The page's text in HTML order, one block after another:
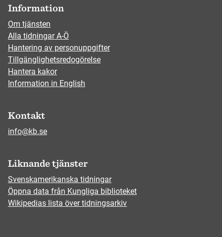
Information
Om tjänsten
Alla tidningar A-Ö
Hantering av personuppgifter
Tillgänglighetsredogörelse
Hantera kakor
Information in English
Kontakt
info@kb.se
Liknande tjänster
Svenskamerikanska tidningar
Öppna data från Kungliga biblioteket
Wikipedias lista över tidningsarkiv